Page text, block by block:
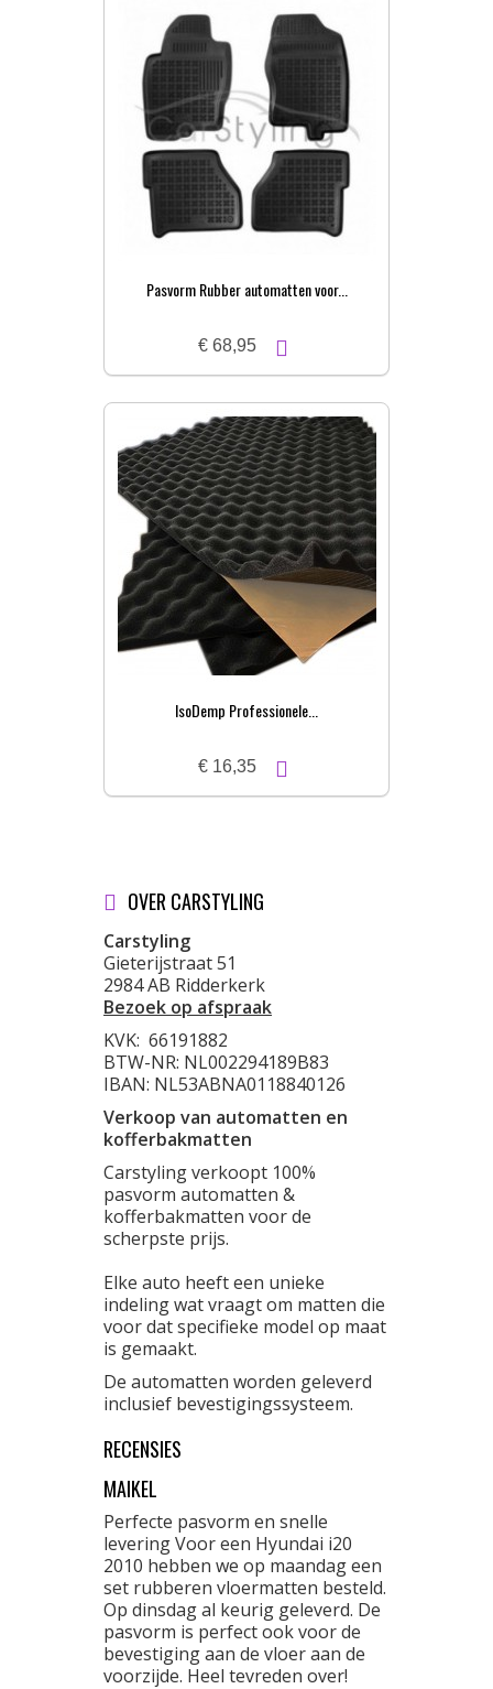
Pasvorm Rubber automatten voor...
€ 68,95
IsoDemp Professionele...
€ 16,35
OVER CARSTYLING
Carstyling
Gieterijstraat 51
2984 AB Ridderkerk
Bezoek op afspraak
KVK: 66191882
BTW-NR: NL002294189B83
IBAN: NL53ABNA0118840126
Verkoop van automatten en
kofferbakmatten
Carstyling verkoopt 100%
pasvorm automatten &
kofferbakmatten voor de
scherpste prijs.
Elke auto heeft een unieke
indeling wat vraagt om matten die
voor dat specifieke model op maat
is gemaakt.
De automatten worden geleverd
inclusief bevestigingssysteem.
RECENSIES
MAIKEL
Perfecte pasvorm en snelle
levering Voor een Hyundai i20
2010 hebben we op maandag een
set rubberen vloermatten besteld.
Op dinsdag al keurig geleverd. De
pasvorm is perfect ook voor de
bevestiging aan de vloer aan de
voorzijde. Heel tevreden over!